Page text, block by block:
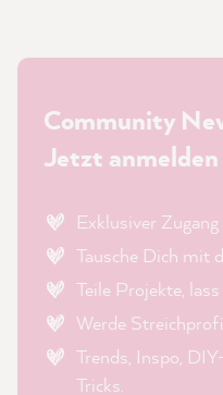
Community
Jetzt anmelden
Exklusiver
Tausche Dich mit
Teile Projekte,
Werde
Trends, Inspo,
Tricks.